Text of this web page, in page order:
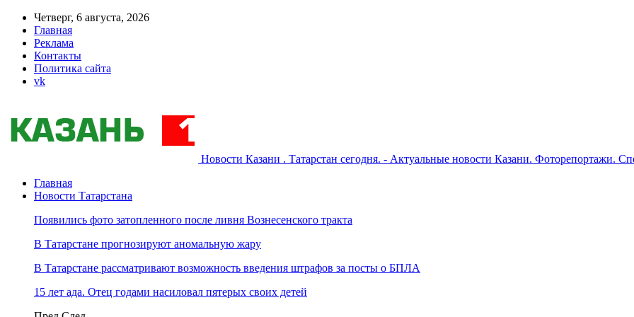
Четверг, 6 августа, 2026
Главная
Реклама
Контакты
Политика сайта
vk
Новости Казани . Татарстан сегодня. - Актуальные новости Казани. Фоторепортажи.
Главная
Новости Татарстана
Появились фото затопленного после ливня Вознесенского тракта
В Татарстане прогнозируют аномальную жару
В Татарстане рассматривают возможность введения штрафов за посты о БПЛА
15 лет ада. Отец годами насиловал пятерых своих детей